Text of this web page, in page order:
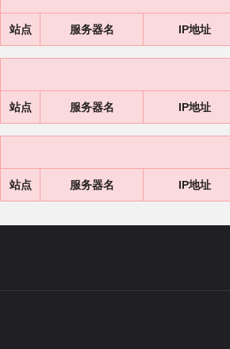
站点 服务器名 IP地址
站点 服务器名 IP地址
站点 服务器名 IP地址